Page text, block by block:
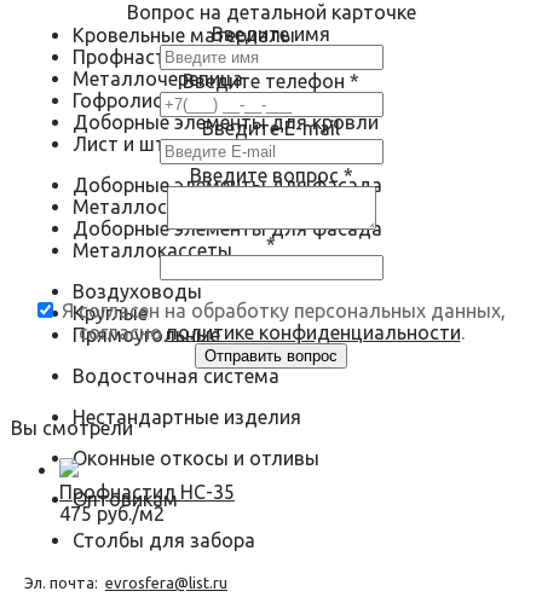
Вопрос на детальной карточке
Введите имя
Введите телефон *
Введите E-mail
Введите вопрос *
*
Я согласен на обработку персональных данных,
согласнополитике конфиденциальности.
Вы смотрели
Профнастил НС-35
475 руб./м2
Кровельные материалы
Профнастил
Металлочерепица
Гофролист
Доборные элементы для кровли
Лист и штрипс
Доборные элементы для фасада
Металлосайдинг
Доборные элементы для фасада
Металлокассеты
Воздуховоды
Круглые
Прямоугольные
Водосточная система
Нестандартные изделия
Оконные откосы и отливы
Оптовикам
Столбы для забора
Эл. почта: evrosfera@list.ru